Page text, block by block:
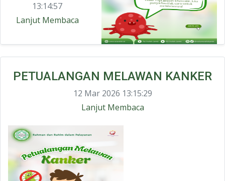
13:14:57
Lanjut Membaca
PETUALANGAN MELAWAN KANKER
12 Mar 2026 13:15:29
Lanjut Membaca